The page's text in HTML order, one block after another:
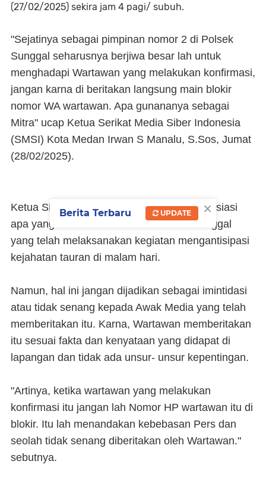
(27/02/2025) sekira jam 4 pagi/ subuh.
"Sejatinya sebagai pimpinan nomor 2 di Polsek
Sunggal seharusnya berjiwa besar lah untuk
menghadapi Wartawan yang melakukan konfirmasi,
jangan karna di beritakan langsung main blokir
nomor WA wartawan. Apa gunananya sebagai
Mitra" ucap Ketua Serikat Media Siber Indonesia
(SMSI) Kota Medan Irwan S Manalu, S.Sos, Jumat
(28/02/2025).
Ketua SMSI Kota Medan ini juga mengapresiasi
apa yang dilakukan oleh Polisi Polsek Sunggal
yang telah melaksanakan kegiatan mengantisipasi
kejahatan tauran di malam hari.
Namun, hal ini jangan dijadikan sebagai imintidasi
atau tidak senang kepada Awak Media yang telah
memberitakan itu. Karna, Wartawan memberitakan
itu sesuai fakta dan kenyataan yang didapat di
lapangan dan tidak ada unsur- unsur kepentingan.
"Artinya, ketika wartawan yang melakukan
konfirmasi itu jangan lah Nomor HP wartawan itu di
blokir. Itu lah menandakan kebebasan Pers dan
seolah tidak senang diberitakan oleh Wartawan."
sebutnya.
×
Berita Terbaru UPDATE